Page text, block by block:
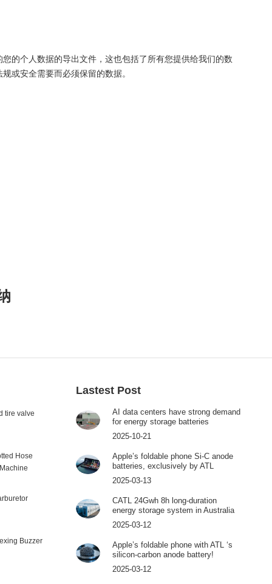
的个人数据的导出文件，这也包括了所有您提供给我们的数
或安全需要而必须保留的数据。
tire valve
Hose
Buzzer
Lastest Post
AI data centers have strong demand
for energy storage batteries
2025-10-21
Apple’s foldable phone Si-C anode
batteries, exclusively by ATL
2025-03-13
CATL 24Gwh 8h long-duration
energy storage system in Australia
2025-03-12
Apple’s foldable phone with ATL ‘s
silicon-carbon anode battery!
2025-03-12